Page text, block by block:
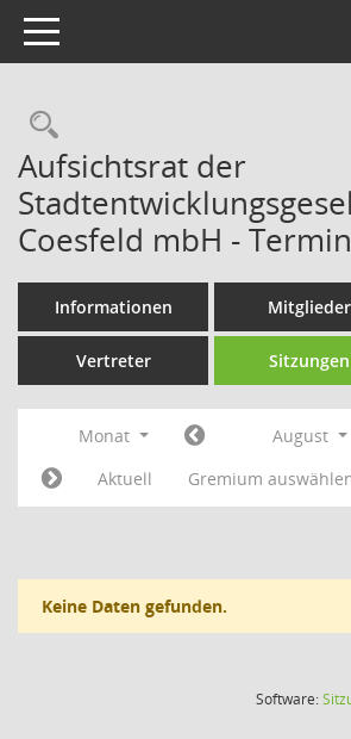
Toggle navigation
Rechercheauswahl
Aufsichtsrat der
Coesfeld mbH -
Informationen Mitglieder
Vertreter Sitzungen
Monat August
Aktuell
Gremium
Keine Daten gefunden.
Software: